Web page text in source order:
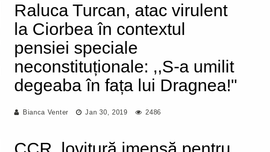
Raluca Turcan, atac virulent
la Ciorbea în contextul
pensiei speciale
neconstituționale: ,,S-a umilit
degeaba în fața lui Dragnea!"
Bianca Venter Jan 30, 2019 2486